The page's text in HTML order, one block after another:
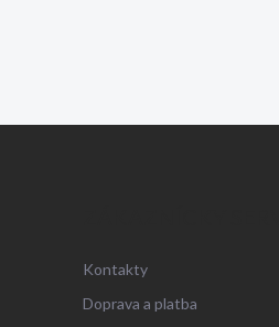
Kontakty
Doprava a platba